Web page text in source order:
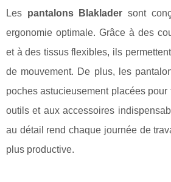
Les pantalons Blaklader sont
ergonomie optimale. Grâce à des
et à des tissus flexibles, ils
de mouvement. De plus, les
poches astucieusement placées pour
outils et aux accessoires
au détail rend chaque journée de
plus productive.